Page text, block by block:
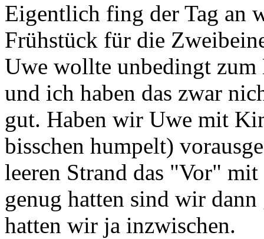
Eigentlich fing der Tag an
Frühstück für die
Uwe wollte unbedingt zum
und ich haben das zwar
gut. Haben wir Uwe mit
bisschen humpelt)
leeren Strand das "Vor"
genug hatten sind wir
hatten wir ja inzwischen.